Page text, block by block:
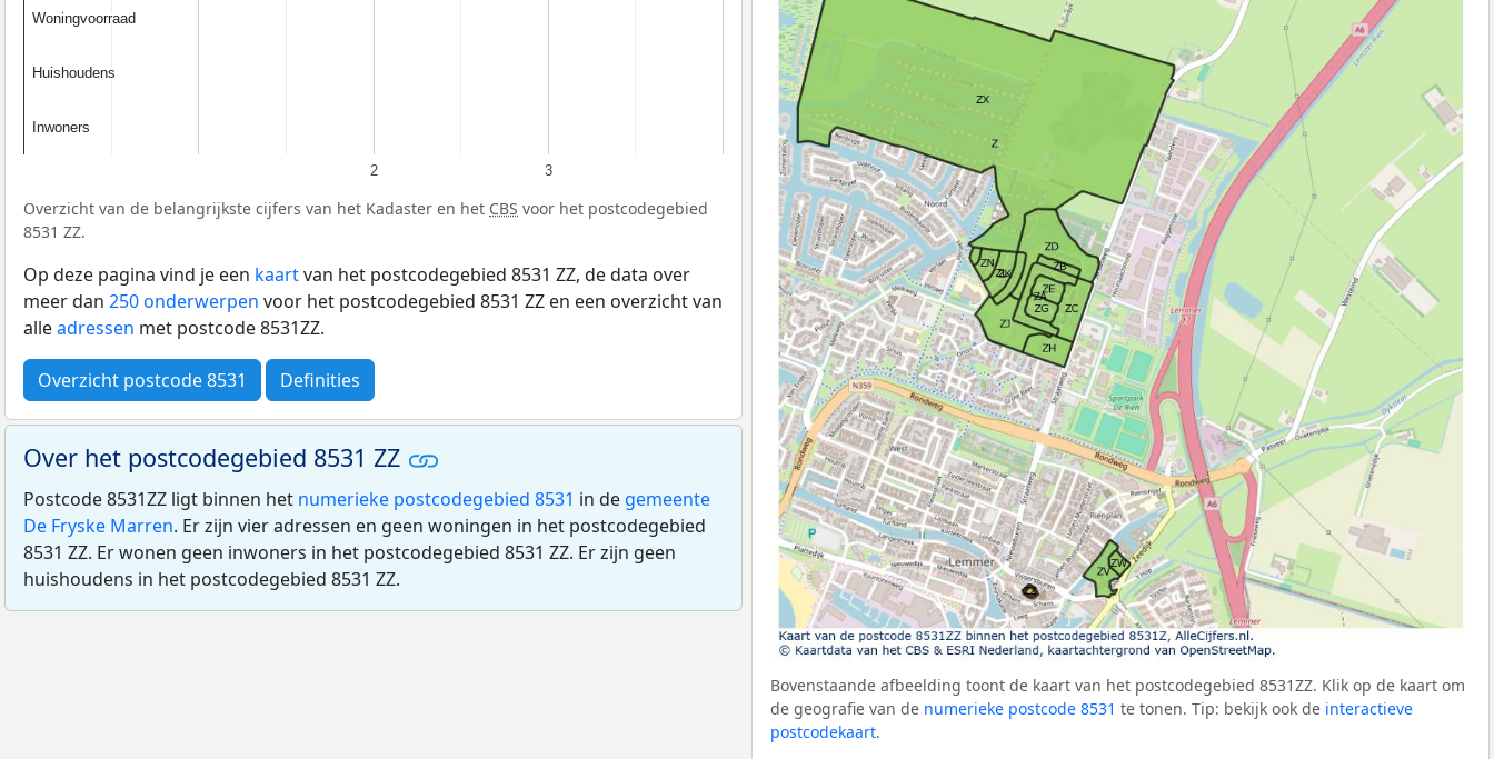
2 3
Woningvoorraad
Woningvoorraad
Huishoudens
Huishoudens
Inwoners
Inwoners
Overzicht van de belangrijkste cijfers van het Kadaster en het CBS voor het postcodegebied
8531 ZZ.
Op deze pagina vind je een kaartvan het postcodegebied 8531 ZZ, de data over
meer dan 250 onderwerpen voor het postcodegebied 8531 ZZ en een overzicht van
alleadressen met postcode 8531ZZ.
Overzicht postcode 8531 Definities
Over het postcodegebied 8531 ZZ
Postcode 8531ZZ ligt binnen het numerieke postcodegebied 8531 in de gemeente
De Fryske Marren. Er zijn vier adressen en geen woningen in het postcodegebied
8531 ZZ. Er wonen geen inwoners in het postcodegebied 8531 ZZ. Er zijn geen
huishoudens in het postcodegebied 8531 ZZ.
Bovenstaande afbeelding toont de kaart van het postcodegebied 8531ZZ. Klik op de kaart om
de geografie van de numerieke postcode 8531 te tonen. Tip: bekijk ook de interactieve
postcodekaart.